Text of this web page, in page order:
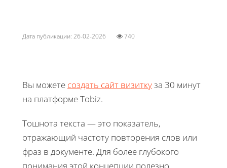
Дата публикации: 26-02-2026 740
Вы можете создать сайт визиткуза 30 минут
на платформе Tobiz.
Тошнота текста — это показатель,
отражающий частоту повторения слов или
фраз в документе. Для более глубокого
понимания этой концепции полезно